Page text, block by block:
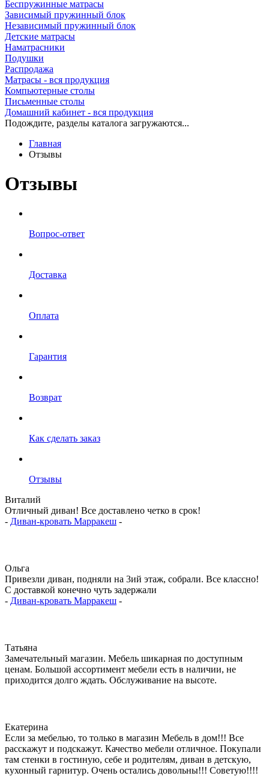
Беспружинные матрасы
Зависимый пружинный блок
Независимый пружинный блок
Детские матрасы
Наматрасники
Подушки
Распродажа
Матрасы - вся продукция
Компьютерные столы
Письменные столы
Домашний кабинет - вся продукция
Подождите, разделы каталога загружаются...
Главная
Отзывы
Отзывы
Вопрос-ответ
Доставка
Оплата
Гарантия
Возврат
Как сделать заказ
Отзывы
Виталий
Отличный диван! Все доставлено четко в срок!
- Диван-кровать Марракеш -
Ольга
Привезли диван, подняли на 3ий этаж, собрали. Все классно!
С доставкой конечно чуть задержали
- Диван-кровать Марракеш -
Татьяна
Замечательный магазин. Мебель шикарная по доступным
ценам. Большой ассортимент мебели есть в наличии, не
приходится долго ждать. Обслуживание на высоте.
Екатерина
Если за мебелью, то только в магазин Мебель в дом!!! Все
расскажут и подскажут. Качество мебели отличное. Покупали
там стенки в гостиную, себе и родителям, диван в детскую,
кухонный гарнитур. Очень остались довольны!!! Советую!!!!